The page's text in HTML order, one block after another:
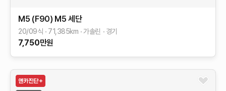
M5 (F90) M5 세단
20/09식 71,385km 가솔린 경기
7,750만원